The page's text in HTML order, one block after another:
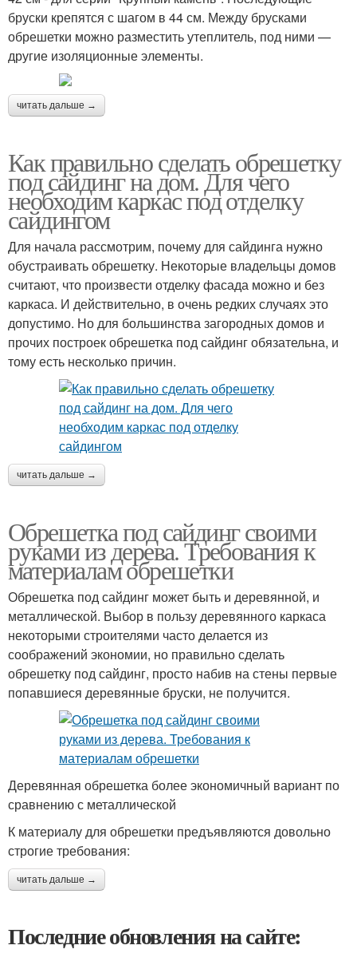
бруски крепятся с шагом в 44 см. Между брусками
обрешетки можно разместить утеплитель, под ними —
другие изоляционные элементы.
читать дальше →
Как правильно сделать обрешетку
под сайдинг на дом. Для чего
необходим каркас под отделку
сайдингом
Для начала рассмотрим, почему для сайдинга нужно
обустраивать обрешетку. Некоторые владельцы домов
считают, что произвести отделку фасада можно и без
каркаса. И действительно, в очень редких случаях это
допустимо. Но для большинства загородных домов и
прочих построек обрешетка под сайдинг обязательна, и
тому есть несколько причин.
читать дальше →
Обрешетка под сайдинг своими
руками из дерева. Требования к
материалам обрешетки
Обрешетка под сайдинг может быть и деревянной, и
металлической. Выбор в пользу деревянного каркаса
некоторыми строителями часто делается из
соображений экономии, но правильно сделать
обрешетку под сайдинг, просто набив на стены первые
попавшиеся деревянные бруски, не получится.
Деревянная обрешетка более экономичный вариант по
сравнению с металлической
К материалу для обрешетки предъявляются довольно
строгие требования:
читать дальше →
Последние обновления на сайте: